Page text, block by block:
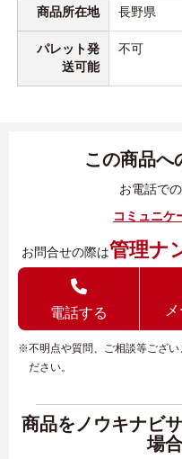
商品所在地 長野県
パレット発
送可能
不可
この商品へ
お電話で
コミュニケ
お問合せの際は管理ナ
電話する
※不明点や質問、ご相談等ござい
ださい。
商品をノウキナビ
場